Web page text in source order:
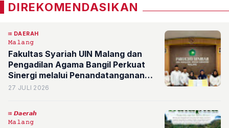
DIREKOMENDASIKAN
DAERAH
𝙼𝚊𝚕𝚊𝚗𝚐
Fakultas Syariah UIN Malang dan
Pengadilan Agama Bangil Perkuat
Sinergi melalui Penandatanganan
PKS
27 JULI 2026
𝘿𝙖𝙚𝙧𝙖𝙝
𝙼𝚊𝚕𝚊𝚗𝚐